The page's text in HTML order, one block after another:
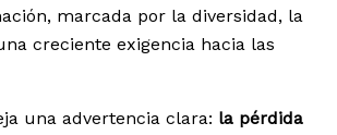
marcada por la diversidad, la
creciente exigencia hacia las
una advertencia clara: la pérdida